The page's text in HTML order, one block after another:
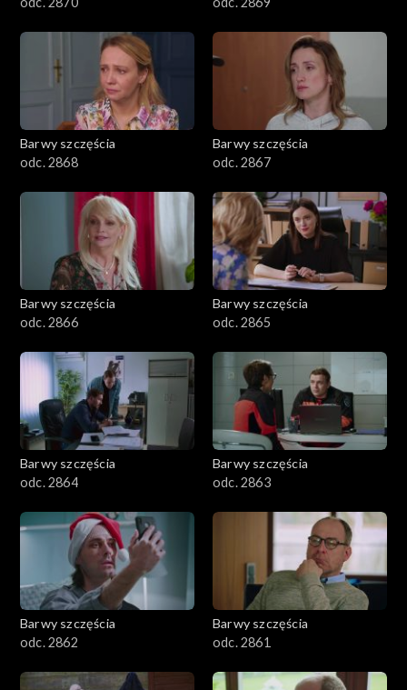
Barwy szczęścia
odc. 2868
Barwy szczęścia
odc. 2867
Barwy szczęścia
odc. 2866
Barwy szczęścia
odc. 2865
Barwy szczęścia
odc. 2864
Barwy szczęścia
odc. 2863
Barwy szczęścia
odc. 2862
Barwy szczęścia
odc. 2861